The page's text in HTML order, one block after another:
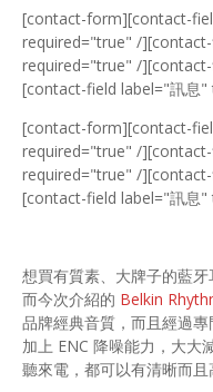
[contact-form][contact-
required="true" /
required="true" /
[contact-field label="訊
[contact-form][contact-
required="true" /
required="true" /
[contact-field label="訊
想買有質素、大牌子的藍
而今次介紹的 Belkin
品牌經典音質，而且經過
加上 ENC 降噪能力，大大
聽來電，都可以有清晰而且